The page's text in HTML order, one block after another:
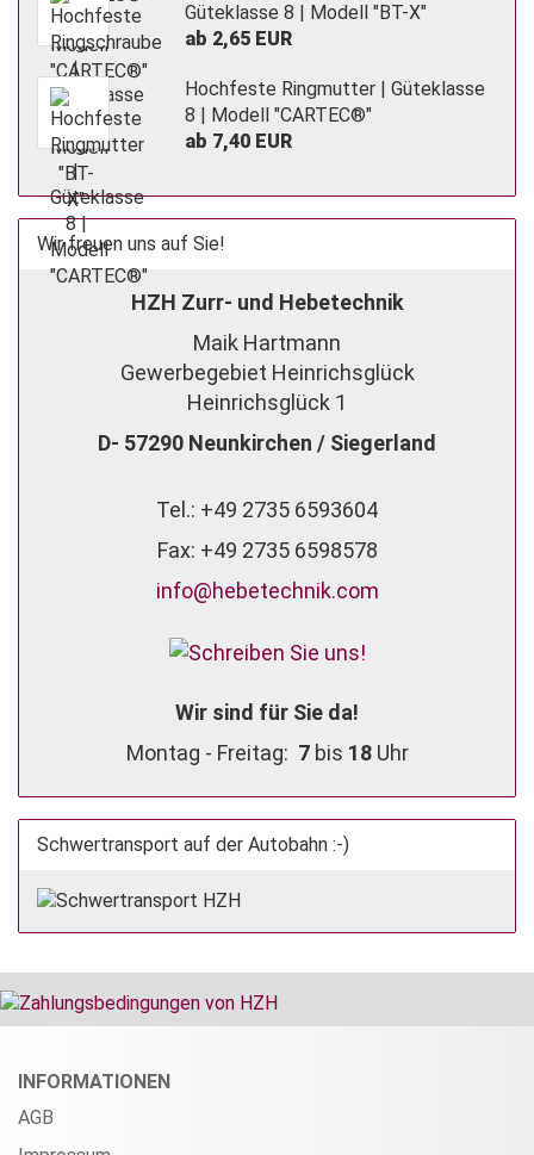
Güteklasse 8 | Modell "BT-X"
ab 2,65 EUR
Hochfeste Ringmutter | Güteklasse
8 | Modell "CARTEC®"
ab 7,40 EUR
Wir freuen uns auf Sie!
HZH Zurr- und Hebetechnik
Maik Hartmann
Gewerbegebiet Heinrichsglück
Heinrichsglück 1
D- 57290 Neunkirchen / Siegerland
Tel.: +49 2735 6593604
Fax: +49 2735 6598578
info@hebetechnik.com
Wir sind für Sie da!
Montag - Freitag: 7bis 18Uhr
Schwertransport auf der Autobahn :-)
INFORMATIONEN
AGB